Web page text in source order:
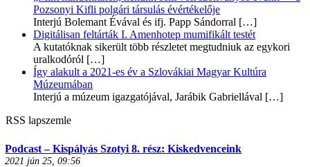
Pozsonyi Kifli polgári társulás évértékelője
Interjú Bolemant Évával és ifj. Papp Sándorral […]
Digitálisan feltárták I. Amenhotep mumifikált testét
A kutatóknak sikerült több részletet megtudniuk az egykori
uralkodóról […]
Így alakult a 2021-es év a Szlovákiai Magyar Kultúra
Múzeumában
Interjú a múzeum igazgatójával, Jarábik Gabriellával […]
RSS lapszemle
Podcast – Kispályás Szotyi 8. rész: Kiskedvenceink
2021 jún 25, 09:56